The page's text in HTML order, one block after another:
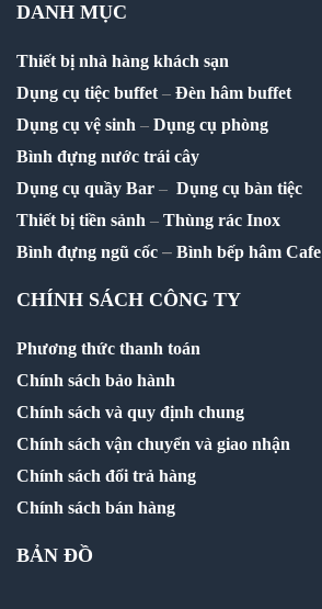
DANH MỤC
Thiết bị nhà hàng khách sạn
Dụng cụ tiệc buffet – Đèn hâm buffet
Dụng cụ vệ sinh – Dụng cụ phòng
Bình đựng nước trái cây
Dụng cụ quầy Bar – Dụng cụ bàn tiệc
Thiết bị tiền sảnh – Thùng rác Inox
Bình đựng ngũ cốc – Bình bếp hâm Cafe
CHÍNH SÁCH CÔNG TY
Phương thức thanh toán
Chính sách bảo hành
Chính sách và quy định chung
Chính sách vận chuyển và giao nhận
Chính sách đổi trả hàng
Chính sách bán hàng
BẢN ĐỒ